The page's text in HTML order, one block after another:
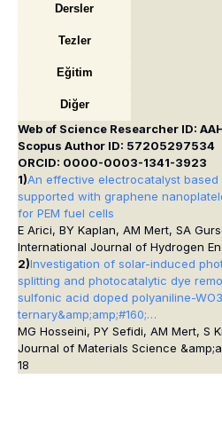
Dersler
Tezler
Eğitim
Diğer
Web of Science Researcher ID:
Scopus Author ID: 57205297534
ORCID: 0000-0003-1341-3923
1)An effective electrocatalyst
supported with graphene
for PEM fuel cells
E Arici, BY Kaplan, AM Mert, SA
International Journal of Hydrogen
2)Investigation of solar-induced
splitting and photocatalytic dye
sulfonic acid doped polyaniline-
ternary&amp;amp;#160;…
MG Hosseini, PY Sefidi, AM Mert, S
Journal of Materials Science
18